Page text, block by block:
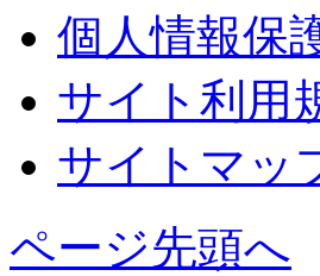
個人情報保
サイト利用
サイトマッ
ページ先頭へ